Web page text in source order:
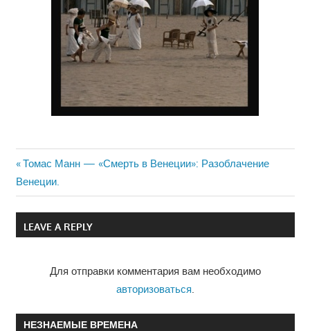
Навигация
по
записям
Previous
Post:
Томас Манн — «Смерть в Венеции»: Разоблачение
Венеции.
LEAVE A REPLY
Для отправки комментария вам необходимо
авторизоваться
НЕЗНАЕМЫЕ ВРЕМЕНА